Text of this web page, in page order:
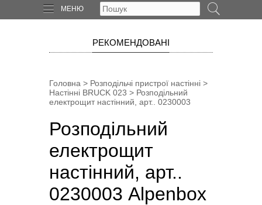
МЕНЮ
РЕКОМЕНДОВАНІ
Головна > Розподільчі пристрої настінні >
Настінні BRUCK 023 > Розподільний
електрощит настінний, арт.. 0230003
Розподільний
електрощит
настінний, арт..
0230003 Alpenbox